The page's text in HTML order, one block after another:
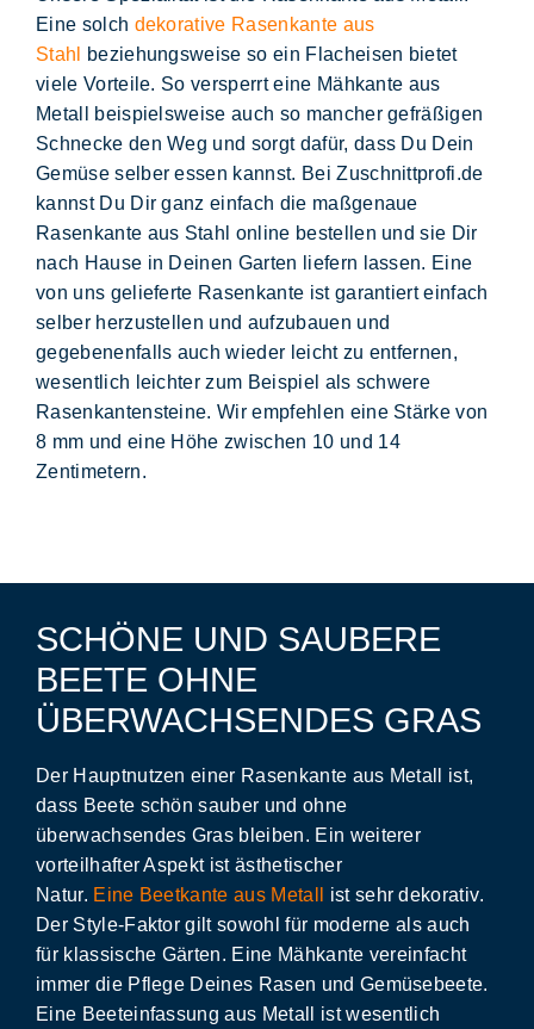
Eine solch dekorative Rasenkante aus
Stahl
beziehungsweise so ein Flacheisen bietet
viele Vorteile. So versperrt eine Mähkante aus
Metall
beispielsweise auch so mancher gefräßigen
Schnecke den Weg und sorgt dafür, dass Du Dein
Gemüse selber essen kannst. Bei Zuschnittprofi.de
kannst Du Dir ganz einfach die maßgenaue
Rasenkante aus Stahl online bestellen und sie Dir
nach Hause in Deinen Garten liefern lassen. Eine
von uns gelieferte Rasenkante ist garantierteinfach
selber herzustellen und aufzubauen und
gegebenenfalls auch wieder leicht zu entfernen,
wesentlich leichter zum Beispiel als schwere
Rasenkantensteine. Wir empfehlen eine Stärke von
8 mm und eine Höhe zwischen 10 und 14
Zentimetern.
SCHÖNE UND SAUBERE
BEETE OHNE
ÜBERWACHSENDES GRAS
Der Hauptnutzen einer Rasenkante aus Metall
ist,
dass Beete schön sauber und ohne
überwachsendes Gras bleiben. Ein weiterer
vorteilhafter Aspekt ist ästhetischer
Natur. Eine Beetkante aus Metall ist sehrdekorativ.
Der Style-Faktor gilt sowohl für moderneals auch
für klassische Gärten. Eine Mähkante vereinfacht
immer die Pflege Deines Rasen und Gemüsebeete.
Eine Beeteinfassung aus Metall ist wesentlich